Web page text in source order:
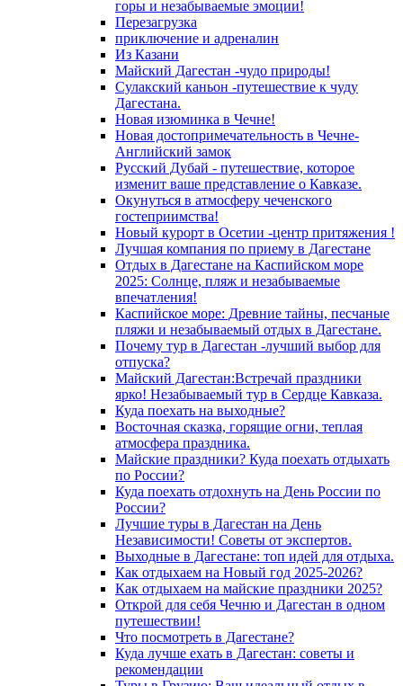
горы и незабываемые эмоции!
Перезагрузка
приключение и адреналин
Из Казани
Майский Дагестан -чудо природы!
Сулакский каньон -путешествие к чуду
Дагестана.
Новая изюминка в Чечне!
Новая достопримечательность в Чечне-
Английский замок
Русский Дубай - путешествие, которое
изменит ваше представление о Кавказе.
Окунуться в атмосферу чеченского
гостеприимства!
Новый курорт в Осетии -центр притяжения !
Лучшая компания по приему в Дагестане
Отдых в Дагестане на Каспийском море
2025: Солнце, пляж и незабываемые
впечатления!
Каспийское море: Древние тайны, песчаные
пляжи и незабываемый отдых в Дагестане.
Почему тур в Дагестан -лучший выбор для
отпуска?
Майский Дагестан:Встречай праздники
ярко! Незабываемый тур в Сердце Кавказа.
Куда поехать на выходные?
Восточная сказка, горящие огни, теплая
атмосфера праздника.
Майские праздники? Куда поехать отдыхать
по России?
Куда поехать отдохнуть на День России по
России?
Лучшие туры в Дагестан на День
Независимости! Советы от экспертов.
Выходные в Дагестане: топ идей для отдыха.
Как отдыхаем на Новый год 2025-2026?
Как отдыхаем на майские праздники 2025?
Открой для себя Чечню и Дагестан в одном
путешествии!
Что посмотреть в Дагестане?
Куда лучше ехать в Дагестан: советы и
рекомендации